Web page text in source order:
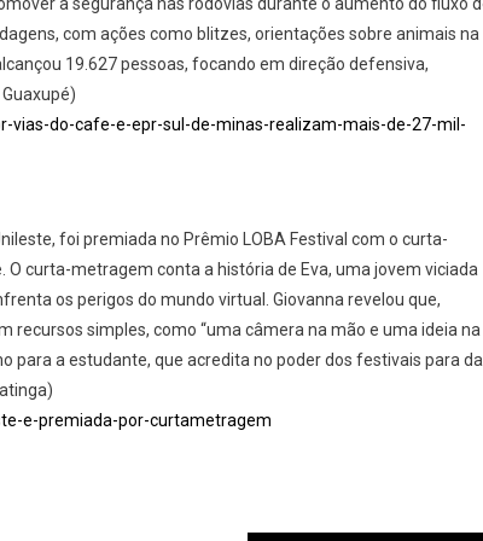
a segurança nas rodovias durante o aumento do fluxo
com ações como blitzes, orientações sobre animais na
19.627 pessoas, focando em direção defensiva,
do-cafe-e-epr-sul-de-minas-realizam-mais-de-27-mil-
foi premiada no Prêmio LOBA Festival com o curta-
O curta-metragem conta a história de Eva, uma jovem viciada
os perigos do mundo virtual. Giovanna revelou que,
recursos simples, como “uma câmera na mão e uma ideia na
para a estudante, que acredita no poder dos festivais para
e-premiada-por-curtametragem